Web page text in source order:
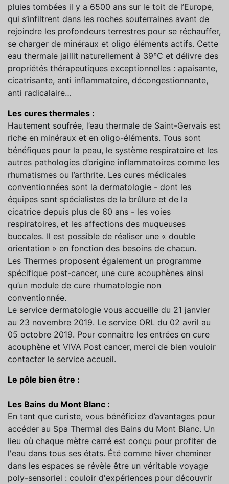
pluies tombées il y a 6500 ans sur le toit de l’Europe,
qui s’infiltrent dans les roches souterraines avant de
rejoindre les profondeurs terrestres pour se réchauffer,
se charger de minéraux et oligo éléments actifs. Cette
eau thermale jaillit naturellement à 39°C et délivre des
propriétés thérapeutiques exceptionnelles : apaisante,
cicatrisante, anti inflammatoire, décongestionnante,
anti radicalaire…
Les cures thermales :
Hautement soufrée, l’eau thermale de Saint-Gervais est
riche en minéraux et en oligo-éléments. Tous sont
bénéfiques pour la peau, le système respiratoire et les
autres pathologies d’origine inflammatoires comme les
rhumatismes ou l’arthrite. Les cures médicales
conventionnées sont la dermatologie - dont les
équipes sont spécialistes de la brûlure et de la
cicatrice depuis plus de 60 ans - les voies
respiratoires, et les affections des muqueuses
buccales. Il est possible de réaliser une « double
orientation » en fonction des besoins de chacun.
Les Thermes proposent également un programme
spécifique post-cancer, une cure acouphènes ainsi
qu’un module de cure rhumatologie non
conventionnée.
Le service dermatologie vous accueille du 21 janvier
au 23 novembre 2019. Le service ORL du 02 avril au
05 octobre 2019. Pour connaitre les entrées en cure
acouphène et VIVA Post cancer, merci de bien vouloir
contacter le service accueil.
Le pôle bien être :
Les Bains du Mont Blanc :
En tant que curiste, vous bénéficiez d’avantages pour
accéder au Spa Thermal des Bains du Mont Blanc. Un
lieu où chaque mètre carré est conçu pour profiter de
l'eau dans tous ses états. Été comme hiver cheminer
dans les espaces se révèle être un véritable voyage
poly-sensoriel : couloir d'expériences pour découvrir